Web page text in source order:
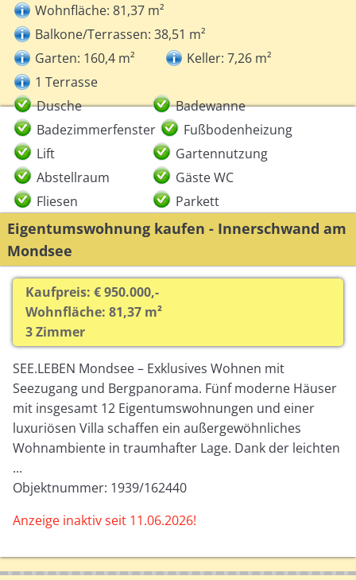
Wohnfläche: 81,37 m²
Balkone/Terrassen: 38,51 m²
Garten: 160,4 m²
Keller: 7,26 m²
1 Terrasse
Dusche
Badewanne
Badezimmerfenster
Fußbodenheizung
Lift
Gartennutzung
Abstellraum
Gäste WC
Fliesen
Parkett
Eigentumswohnung kaufen - Innerschwand am
Mondsee
Kaufpreis: € 950.000,-
Wohnfläche: 81,37 m²
3 Zimmer
SEE.LEBEN Mondsee – Exklusives Wohnen mit
Seezugang und Bergpanorama. Fünf moderne Häuser
mit insgesamt 12 Eigentumswohnungen und einer
luxuriösen Villa schaffen ein außergewöhnliches
Wohnambiente in traumhafter Lage. Dank der leichten
...
Objektnummer: 1939/162440
Anzeige inaktiv seit 11.06.2026!